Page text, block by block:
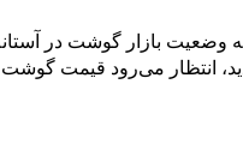
وضعیت بازار گوشت در
انتظار می‌رود قیمت گوشت